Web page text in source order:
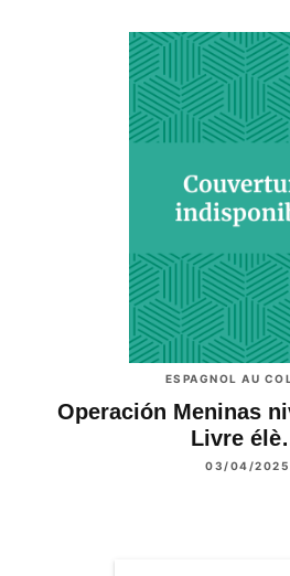
ESPAGNOL AU
Operación Meninas
Livre
03/04/2025